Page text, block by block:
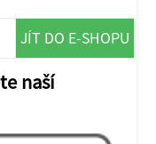
JÍT DO E-SHOPU
naší